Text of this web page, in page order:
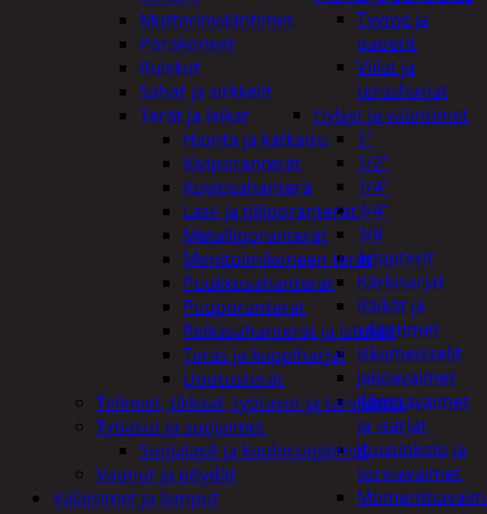
Tyynyt ja
paperit
Viilat ja
teräsharjat
Hylsyt ja vääntimet
1"
1/2"
1/4"
3/4"
3/8
Adapterit
Kärkisarjat
Räikät ja
vääntimet
Iskumeisselit
Jakoavaimet
Kiintoavaimet
ja -sarjat
Kuusiokolo ja
torx-avaimet
Mutterinvääntimet
Porakoneet
Ruiskut
Sahat ja sirkkelit
Terät ja laikat
Hionta ja katkaisu
Kiviporanterät
Kuviosahanterä
Lasi- ja tiiliporanterät
Metalliporanterät
Monitoimikoneen terät
Puukkosahanterät
Puuporanterät
Reikäsahanterät ja istukat
Teräs ja kuppiharjat
Upotusterät
Telineet, tikkaat, työtasot ja tarvikkeet
Työasut ja suojaimet
Suojalasit ja kuulosuojaimet
Vaunut ja pöydät
Valaisimet ja lamput